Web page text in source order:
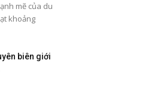
mẽ của du
khoảng
biên giới